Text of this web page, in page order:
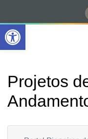
Open
Projetos